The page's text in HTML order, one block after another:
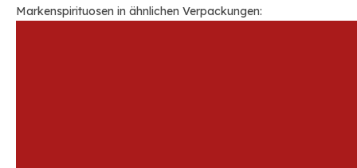
Markenspirituosen in ähnlichen Verpackungen: